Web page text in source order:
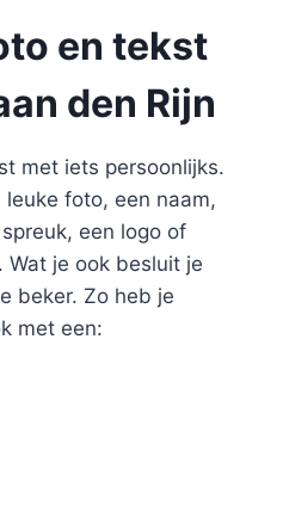
en tekst
den Rijn
met iets persoonlijks.
foto, een naam,
een logo of
Wat je ook besluit je
beker. Zo heb je
met een: